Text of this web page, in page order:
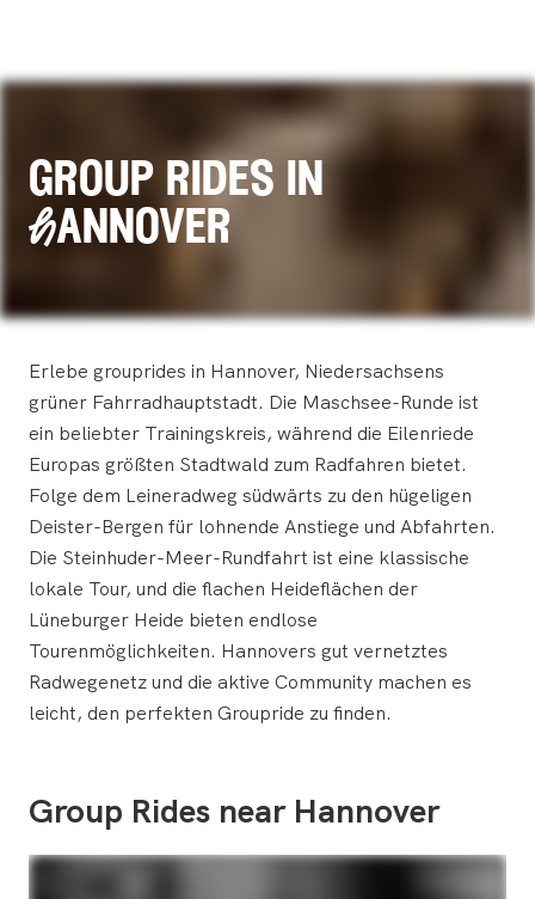
group rides in
Hannover
Erlebe grouprides in Hannover, Niedersachsens
grüner Fahrradhauptstadt. Die Maschsee-Runde ist
ein beliebter Trainingskreis, während die Eilenriede
Europas größten Stadtwald zum Radfahren bietet.
Folge dem Leineradweg südwärts zu den hügeligen
Deister-Bergen für lohnende Anstiege und Abfahrten.
Die Steinhuder-Meer-Rundfahrt ist eine klassische
lokale Tour, und die flachen Heideflächen der
Lüneburger Heide bieten endlose
Tourenmöglichkeiten. Hannovers gut vernetztes
Radwegenetz und die aktive Community machen es
leicht, den perfekten Groupride zu finden.
Group Rides near Hannover